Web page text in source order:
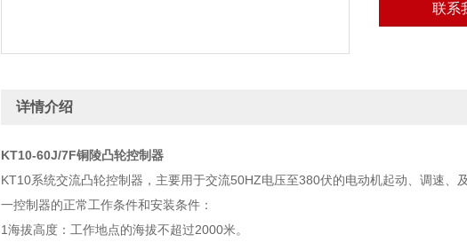
联系
详情介绍
KT10-60J/7F铜陵凸轮控制器
KT10系统交流凸轮控制器，主要用于交流50HZ电压至380伏的电动机起动、调速、
一控制器的正常工作条件和安装条件：
1海拔高度：工作地点的海拔不超过2000米。